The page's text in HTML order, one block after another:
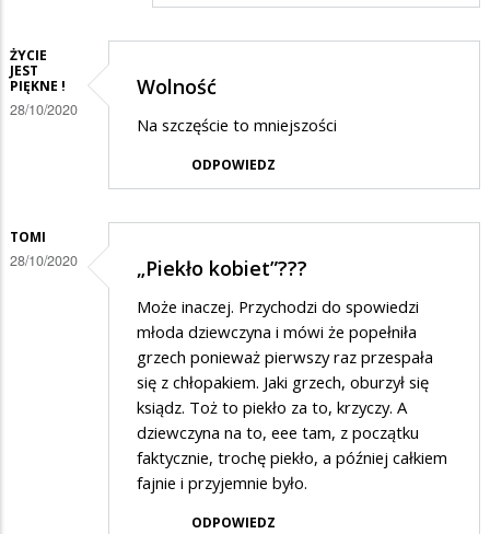
usunąć…
ŻYCIE
JEST
PIĘKNE !
28/10/2020
Wolność
Na szczęście to mniejszości
ODPOWIEDZ
TOMI
28/10/2020 „Piekło kobiet”???
Może inaczej. Przychodzi do spowiedzi
młoda dziewczyna i mówi że popełniła
grzech ponieważ pierwszy raz przespała
się z chłopakiem. Jaki grzech, oburzył się
ksiądz. Toż to piekło za to, krzyczy. A
dziewczyna na to, eee tam, z początku
faktycznie, trochę piekło, a później całkiem
fajnie i przyjemnie było.
ODPOWIEDZ